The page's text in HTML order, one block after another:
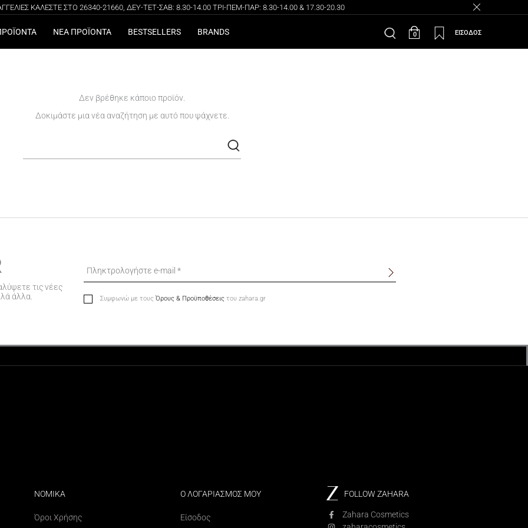
ΚΑΛΕΣΤΕ ΣΤΟ 26340-21660, ΔΕΥ-ΤΕΤ-ΣΑΒ: 8.30-14.00 ΤΡΙ-ΠΕΜ-ΠΑΡ: 8.30-14.00 & 17.30-20.30
100% ΑΥΘΕΝΤΙΚΑ ΠΡΟΪΟΝΤΑ
ΝΕΑ ΠΡΟΪΟΝΤΑ BESTSELLERS BRANDS 0 ΕΙΣΟΔΟΣ
Δεν βρέθηκε κάποιο προϊόν.
Δοκιμάστε μια νέα αναζήτηση με αυτό που ψάχνετε.
τις νέες
άλλα.
Συμφωνώ με τουςΌρους & Προϋποθέσεις του zahara.gr
ΝΟΜΙΚΑ
Όροι Χρήσης
Ο ΛΟΓΑΡΙΑΣΜΟΣ ΜΟΥ
Είσοδος
FOLLOW ZAHARA
Zahara Cosmetics